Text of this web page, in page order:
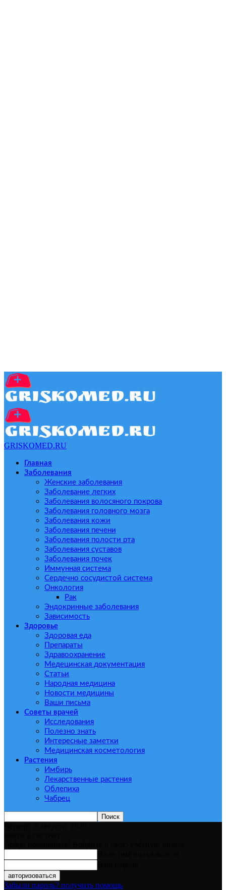
GRISKOMED.RU
Главная
Заболевания
Женские заболевания
Заболевание легких
Заболевания волосяного покрова
Заболевания головного мозга
Заболевания кожи
Заболевания печени
Заболевания полости рта
Заболевания суставов
Заболевания почек
Иммунная система
Сердечно сосудистой система
Онкология
Рак
Эндокринные заболевания
Зависимость
Здоровье
Здоровая еда
Препараты
Здравоохранение
Медецинская документация
Статьи
Народная медицина
Новости медицины
Ваши письма
Советы врачей
Исследования
Полезно знать
Интересные заметки
Медицинская косметология
Растения
Имбирь
Лекарственные растения
Облепиха
Чабрец
Забыли пароль? получить помощь